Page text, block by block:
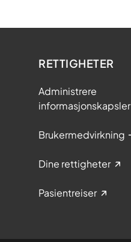
RETTIGHETER
Administrere
informasjonskapsler
Brukermedvirkning
Dine rettigheter
Pasientreiser